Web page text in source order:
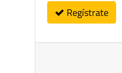
Regístrate